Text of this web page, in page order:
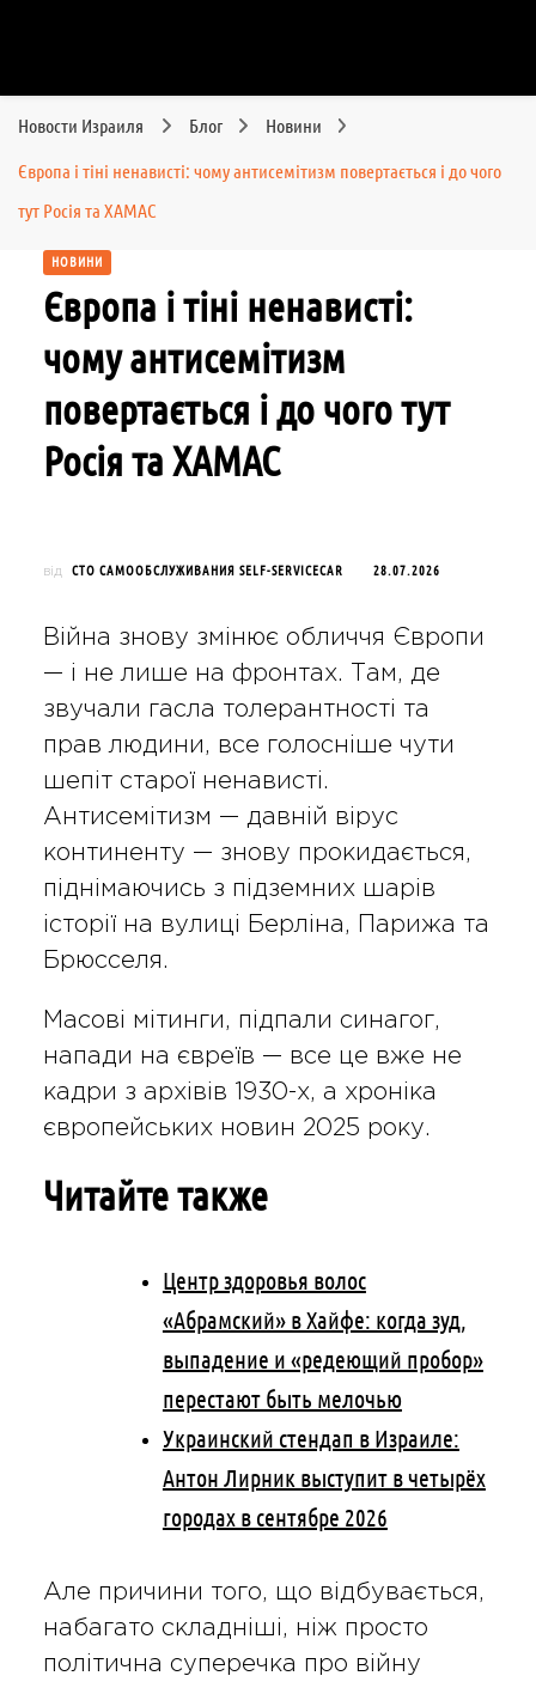
Новости Израиля Блог Новини
Європа і тіні ненависті: чому антисемітизм повертається і до чого
тут Росія та ХАМАС
НОВИНИ
Європа і тіні ненависті:
чому антисемітизм
повертається і до чого тут
Росія та ХАМАС
від СТО САМООБСЛУЖИВАНИЯ SELF-SERVICECAR 28.07.2026
Війна знову змінює обличчя Європи
— і не лише на фронтах. Там, де
звучали гасла толерантності та
прав людини, все голосніше чути
шепіт старої ненависті.
Антисемітизм — давній вірус
континенту — знову прокидається,
піднімаючись з підземних шарів
історії на вулиці Берліна, Парижа та
Брюсселя.
Масові мітинги, підпали синагог,
напади на євреїв — все це вже не
кадри з архівів 1930-х, а хроніка
європейських новин 2025 року.
Читайте также
Центр здоровья волос
«Абрaмский» в Хайфе: когда зуд,
выпадение и «редеющий пробор»
перестают быть мелочью
Украинский стендап в Израиле:
Антон Лирник выступит в четырёх
городах в сентябре 2026
Але причини того, що відбувається,
набагато складніші, ніж просто
політична суперечка про війну